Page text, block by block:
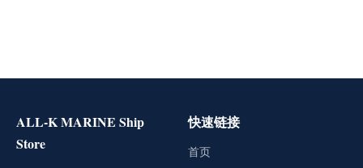
ALL-K MARINE Ship
Store
快速链接
首页